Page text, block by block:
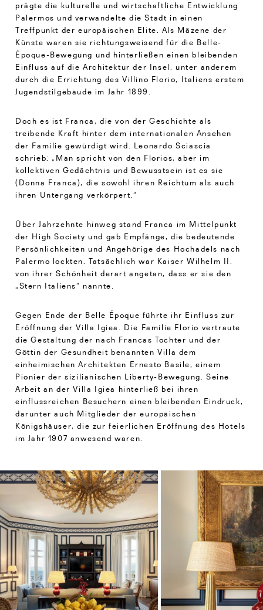
prägte die kulturelle und wirtschaftliche Entwicklung
Palermos und verwandelte die Stadt in einen
Treffpunkt der europäischen Elite. Als Mäzene der
Künste waren sie richtungsweisend für die Belle-
Époque-Bewegung und hinterließen einen bleibenden
Einfluss auf die Architektur der Insel, unter anderem
durch die Errichtung des Villino Florio, Italiens erstem
Jugendstilgebäude im Jahr 1899.
Doch es ist Franca, die von der Geschichte als
treibende Kraft hinter dem internationalen Ansehen
der Familie gewürdigt wird. Leonardo Sciascia
schrieb: „Man spricht von den Florios, aber im
kollektiven Gedächtnis und Bewusstsein ist es sie
(Donna Franca), die sowohl ihren Reichtum als auch
ihren Untergang verkörpert.“
Über Jahrzehnte hinweg stand Franca im Mittelpunkt
der High Society und gab Empfänge, die bedeutende
Persönlichkeiten und Angehörige des Hochadels nach
Palermo lockten. Tatsächlich war Kaiser Wilhelm II.
von ihrer Schönheit derart angetan, dass er sie den
„Stern Italiens“ nannte.
Gegen Ende der Belle Époque führte ihr Einfluss zur
Eröffnung der Villa Igiea. Die Familie Florio vertraute
die Gestaltung der nach Francas Tochter und der
Göttin der Gesundheit benannten Villa dem
einheimischen Architekten Ernesto Basile, einem
Pionier der sizilianischen Liberty-Bewegung. Seine
Arbeit an der Villa Igiea hinterließ bei ihren
einflussreichen Besuchern einen bleibenden Eindruck,
darunter auch Mitglieder der europäischen
Königshäuser, die zur feierlichen Eröffnung des Hotels
im Jahr 1907 anwesend waren.